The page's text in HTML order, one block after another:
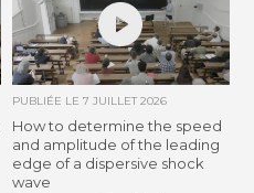
PUBLIÉE LE 7 JUILLET 2026
How to determine the speed
and amplitude of the leading
edge of a dispersive shock
wave